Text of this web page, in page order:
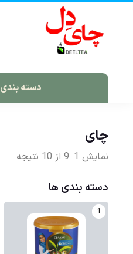
دسته بندی
چای
نمایش 1–9 از 10 نتیجه
دسته بندی ها
1